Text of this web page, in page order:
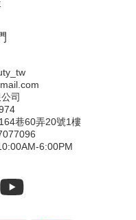
司
巷60弄20號1樓
6:00PM